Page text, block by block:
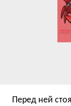
Перед ней